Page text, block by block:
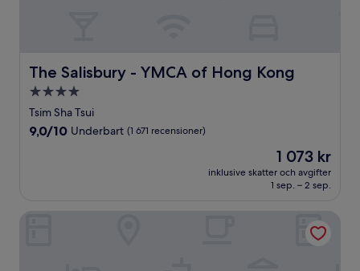
The Salisbury - YMCA of Hong Kong
The Salisbury - YMCA of Hong Kong
4.0-
stjärnigt
boende
Tsim Sha Tsui
9.0
9,0/10 Underbart (1 671 recensioner)
Priset
är
1 073 kr
1 073 kr
inklusive skatter och avgifter
1 sep. – 2 sep.